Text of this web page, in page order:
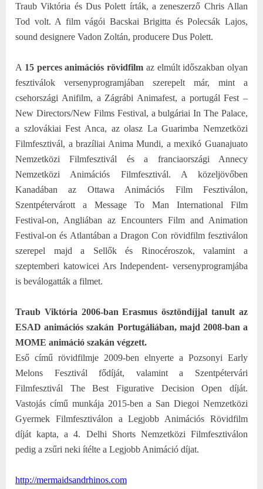
Traub Viktória és Dus Polett írták, a zeneszerző Chris Allan
Tod volt. A film vágói Bacskai Brigitta és Polecsák Lajos,
sound designere Vadon Zoltán, producere Dus Polett.
A 15 perces animációs rövidfilm az elmúlt időszakban olyan
fesztiválok versenyprogramjában szerepelt már, mint a
csehországi Anifilm, a Zágrábi Animafest, a portugál Fest –
New Directors/New Films Festival, a bulgáriai In The Palace,
a szlovákiai Fest Anca, az olasz La Guarimba Nemzetközi
Filmfesztivál, a brazíliai Anima Mundi, a mexikó Guanajuato
Nemzetközi Filmfesztivál és a franciaországi Annecy
Nemzetközi Animációs Filmfesztivál. A közeljövőben
Kanadában az Ottawa Animációs Film Fesztiválon,
Szentpétervárott a Message To Man International Film
Festival-on, Angliában az Encounters Film and Animation
Festival-on és Atlantában a Dragon Con rövidfilm fesztiválon
szerepel majd a Sellők és Rinocéroszok, valamint a
szeptemberi katowicei Ars Independent- versenyprogramjába
is beválogatták a filmet.
Traub Viktória 2006-ban Erasmus ösztöndíjjal tanult az
ESAD animációs szakán Portugáliában, majd 2008-ban a
MOME animáció szakán végzett.
Eső című rövidfilmje 2009-ben elnyerte a Pozsonyi Early
Melons Fesztivál fődíját, valamint a Szentpétervári
Filmfesztivál The Best Figurative Decision Open díját.
Vastojás című munkája 2015-ben a San Diegoi Nemzetközi
Gyermek Filmfesztiválon a Legjobb Animációs Rövidfilm
díját kapta, a 4. Delhi Shorts Nemzetközi Filmfesztiválon
pedig a zsűri neki ítélte a Legjobb Animáció díjat.
http://mermaidsandrhinos.com